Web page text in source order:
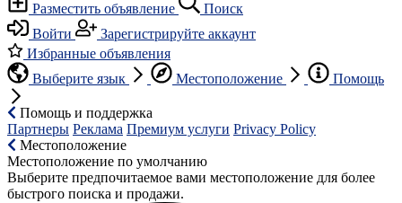
Разместить объявление
Поиск
Войти
Зарегистрируйте аккаунт
Избранные объявления
Выберите язык
Местоположение Помощь
Помощь и поддержка
Партнеры Реклама Премиум услуги Privacy Policy
Местоположение
Местоположение по умолчанию
Выберите предпочитаемое вами местоположение для более
быстрого поиска и продажи.